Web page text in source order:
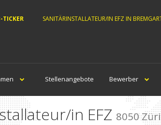
TICKER SANITÄRINSTALLATEUR/IN EFZ IN
Stellenangebote Bewerber
in EFZ 8050